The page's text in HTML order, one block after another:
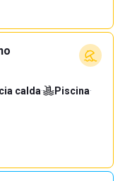
calda· Piscina·